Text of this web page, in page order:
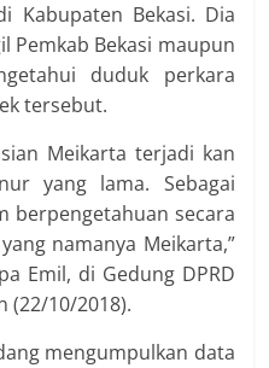
Kabupaten Bekasi. Dia
Pemkab Bekasi maupun
duduk perkara
tersebut.
Meikarta terjadi kan
yang lama. Sebagai
berpengetahuan secara
namanya Meikarta,”
Emil, di Gedung DPRD
(22/10/2018).
mengumpulkan data